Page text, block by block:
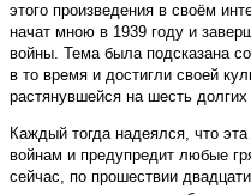
этого произведения в своём
начат мною в 1939 году и
войны. Тема была подсказана
в то время и достигли своей
растянувшейся на шесть долгих
Каждый тогда надеялся, что
войнам и предупредит любые
сейчас, по прошествии